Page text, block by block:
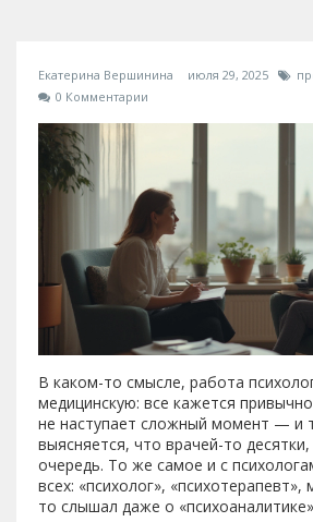
Екатерина Вершинина июля 29, 2025
0 Комментарии
В каком-то смысле, работа
медицинскую: все кажется
не наступает сложный момент — и
выясняется, что врачей-то
очередь. То же самое и с
всех: «психолог»,
то слышал даже о